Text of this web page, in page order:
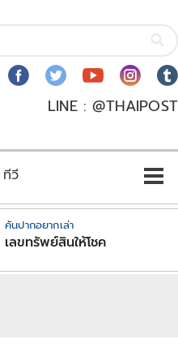
LINE : @THAIPOST
วี
คันปากอยากเล่า
เลขทรัพย์สินให้โชค